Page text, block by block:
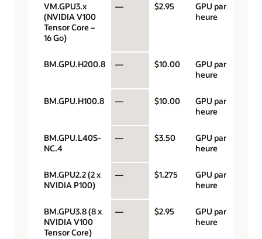
VM.GPU3.x
(NVIDIA V100
Tensor Core –
16 Go)
— $2.95
GPU par
heure
BM.GPU.H200.8 — $10.00
GPU par
heure
BM.GPU.H100.8 — $10.00
GPU par
heure
BM.GPU.L40S-
NC.4
— $3.50
GPU par
heure
BM.GPU2.2 (2 x
NVIDIA P100)
— $1.275
GPU par
heure
BM.GPU3.8 (8 x
NVIDIA V100
Tensor Core)
— $2.95
GPU par
heure